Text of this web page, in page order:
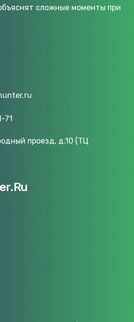
сложные моменты при
71
проезд, д.10 (ТЦ